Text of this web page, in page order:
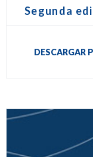
Segunda
DESCARGAR